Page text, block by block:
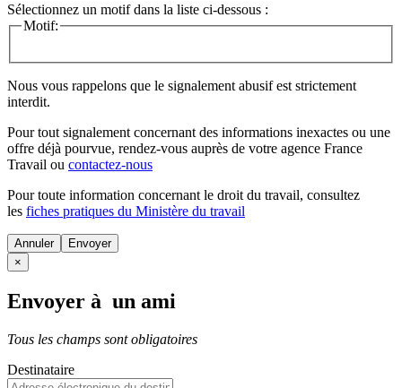
Sélectionnez un motif dans la liste ci-dessous :
Motif:
Nous vous rappelons que le signalement abusif est strictement
interdit.
Pour tout signalement concernant des informations inexactes ou une
offre déjà pourvue, rendez-vous auprès de votre agence France
Travail ou contactez-nous
Pour toute information concernant le droit du travail, consultez
les fiches pratiques du Ministère du travail
Annuler
×
Envoyer à un ami
Tous les champs sont obligatoires
Destinataire